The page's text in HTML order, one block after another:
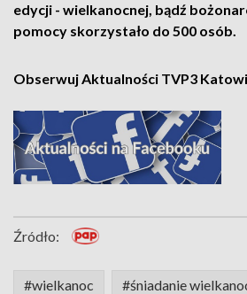
edycji - wielkanocnej, bądź
pomocy skorzystało do 500 osób.
Obserwuj Aktualności TVP3
Źródło:
#wielkanoc #śniadanie